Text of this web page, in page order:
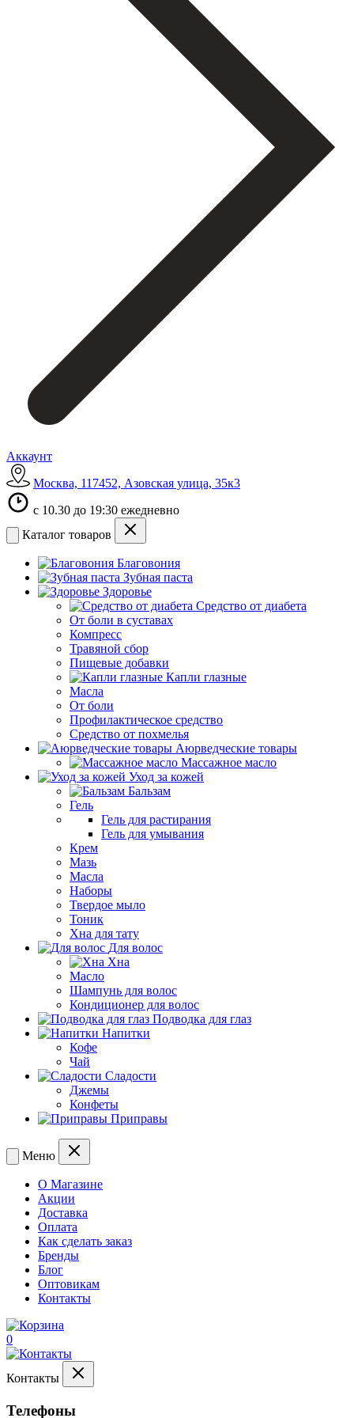
Аккаунт
Москва, 117452, Азовская улица, 35к3
с 10.30 до 19:30 ежедневно
Каталог товаров
Благовония
Зубная паста
Здоровье
Средство от диабета
От боли в суставах
Компресс
Травяной сбор
Пищевые добавки
Капли глазные
Масла
От боли
Профилактическое средство
Средство от похмелья
Аюрведческие товары
Массажное масло
Уход за кожей
Бальзам
Гель
Гель для растирания
Гель для умывания
Крем
Мазь
Масла
Наборы
Твердое мыло
Тоник
Хна для тату
Для волос
Хна
Масло
Шампунь для волос
Кондиционер для волос
Подводка для глаз
Напитки
Кофе
Чай
Сладости
Джемы
Конфеты
Приправы
Меню
О Магазине
Акции
Доставка
Оплата
Как сделать заказ
Бренды
Блог
Оптовикам
Контакты
0
Контакты
Телефоны